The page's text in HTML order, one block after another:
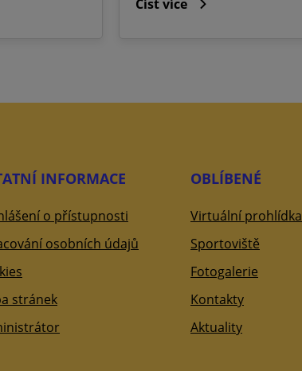
Číst více
INFORMACE
o přístupnosti
osobních údajů
stránek
OBLÍBENÉ
Virtuální prohlídka
Sportoviště
Fotogalerie
Kontakty
Aktuality